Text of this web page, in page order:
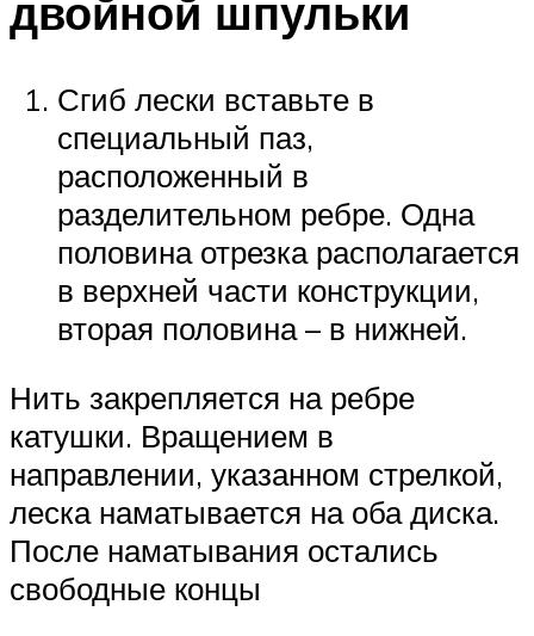
двойной шпульки
Сгиб лески вставьте в
специальный паз,
расположенный в
разделительном ребре. Одна
половина отрезка располагается
в верхней части конструкции,
вторая половина – в нижней.
Нить закрепляется на ребре
катушки. Вращением в
направлении, указанном стрелкой,
леска наматывается на оба диска.
После наматывания остались
свободные концы